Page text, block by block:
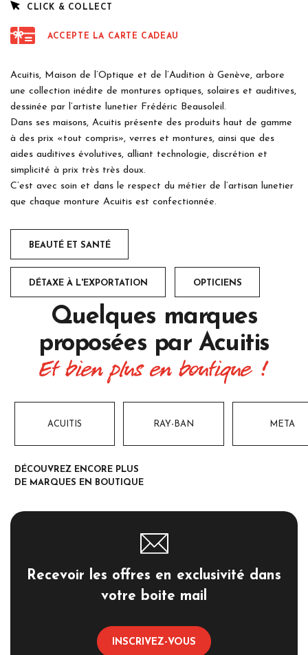
CLICK & COLLECT
ACCEPTE LA CARTE CADEAU
Acuitis, Maison de l’Optique et de l’Audition à Genève, arbore
une collection inédite de montures optiques, solaires et auditives,
dessinée par l’artiste lunetier Frédéric Beausoleil.
Dans ses maisons, Acuitis présente des produits haut de gamme
à des prix «tout compris», verres et montures, ainsi que des
aides auditives évolutives, alliant technologie, discrétion et
simplicité à prix très très doux.
C’est avec soin et dans le respect du métier de l’artisan lunetier
que chaque monture Acuitis est confectionnée.
BEAUTÉ ET SANTÉ
DÉTAXE À L'EXPORTATION OPTICIENS
Quelques marques
proposées par Acuitis
Et bien plus en boutique !
ACUITIS RAY-BAN META
DÉCOUVREZ ENCORE PLUS
DE MARQUES EN BOUTIQUE
Recevoir les offres en exclusivité dans
votre boite mail
INSCRIVEZ-VOUS